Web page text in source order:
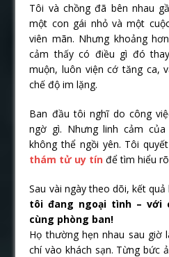
Tôi và chồng đã bên nhau
một con gái nhỏ và một
viên mãn. Nhưng khoảng
cảm thấy có điều gì đó
muộn, luôn viện cớ tăng ca,
chế độ im lặng.
Ban đầu tôi nghĩ do công
ngờ gì. Nhưng linh cảm
không thể ngồi yên. Tôi
thám tử uy tín để tìm hiểu
Sau vài ngày theo dõi, kết
tôi đang ngoại tình – với
cùng phòng ban!
Họ thường hẹn nhau sau giờ
chí vào khách sạn. Từng bức